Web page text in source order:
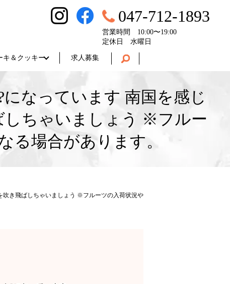
キ＆クッキー 求人募集
047-712-1893
営業時間 10:00〜19:00
定休日 水曜日
なっています 南国を感じ
しちゃいましょう ※フルー
る場合があります。
吹き飛ばしちゃいましょう ※フルーツの入荷状況や